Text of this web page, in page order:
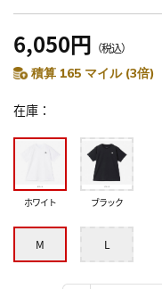
6,050円 （税込）
積算 165 マイル (3倍)
在庫
ホワイト ブラック
M L